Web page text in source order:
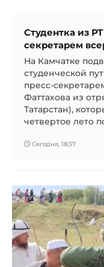
Студентка из
секретарем
На Камчатке
студенческой
пресс-
Фаттахова из
Татарстан),
четвертое лето
Сегодня, 18:37